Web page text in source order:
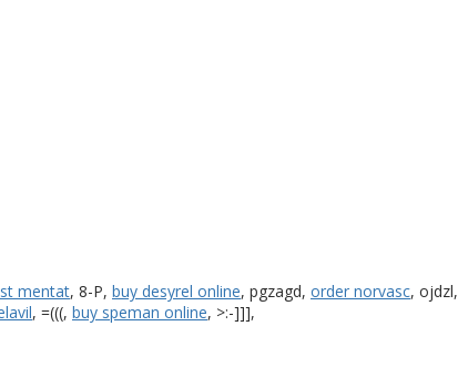
mentat, 8-P, buy desyrel online, pgzagd, order norvasc, ojdzl,
, =(((, buy speman online, >:-]]],